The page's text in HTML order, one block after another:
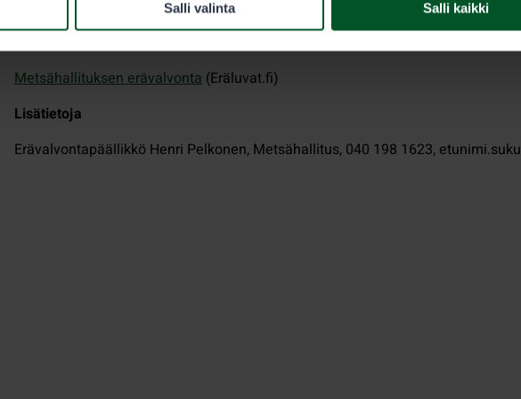
Salli valinta Salli kaikki
Metsähallituksen erävalvonta (Eräluvat.fi)
Lisätietoja
Erävalvontapäällikkö Henri Pelkonen, Metsähallitus, 040 198 1623,